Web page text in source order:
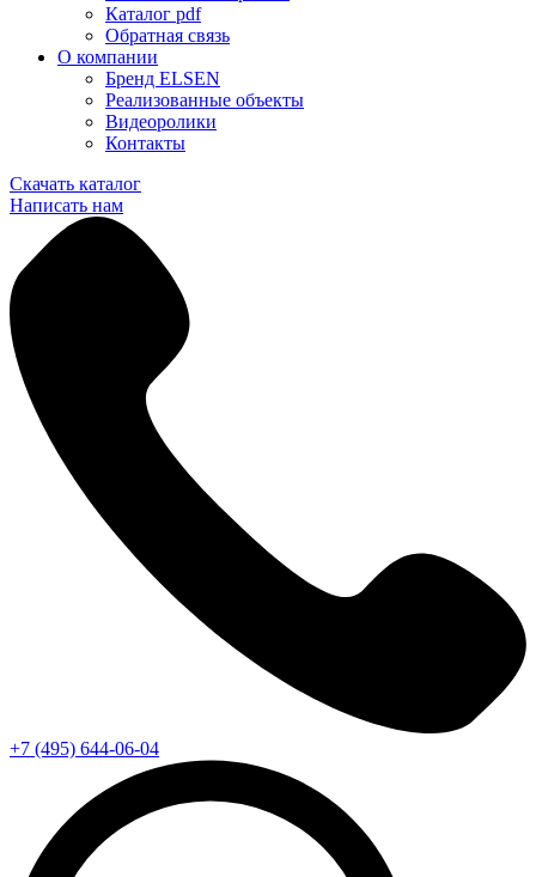
Каталог pdf
Обратная связь
О компании
Бренд ELSEN
Реализованные объекты
Видеоролики
Контакты
Скачать каталог
Написать нам
+7 (495) 644-06-04